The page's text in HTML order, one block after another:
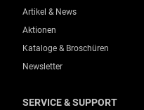
Artikel & News
Aktionen
Kataloge & Broschüren
Newsletter
SERVICE & SUPPORT